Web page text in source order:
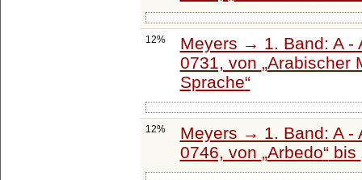
12%
Meyers → 1. Band: A -
0731, von Arabischer
Sprache
12%
Meyers → 1. Band: A -
0746, von Arbedo bis